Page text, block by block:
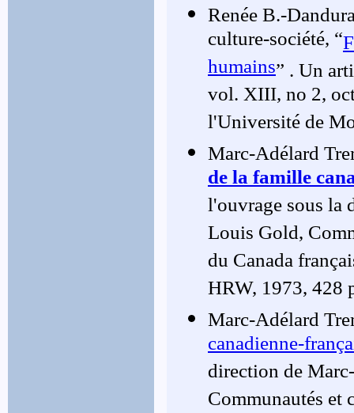
Renée B.-
culture-société, “
humains” . Un
vol. XIII, no 2,
l'Université de
Marc-Adélard
de la famille
l'ouvrage sous la
Louis Gold,
du Canada
HRW, 1973, 428
Marc-Adélard
canadienne-
direction de
Communautés et